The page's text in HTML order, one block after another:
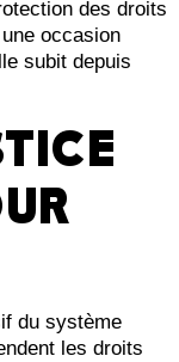
des droits
occasion
subit depuis
du système
les droits